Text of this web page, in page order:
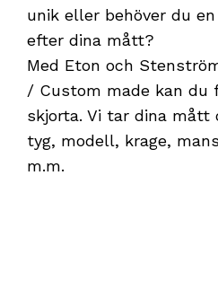
unik eller behöver du
efter dina mått?
Med Eton och
/ Custom made kan du
skjorta. Vi tar dina mått
tyg, modell, krage,
m.m.